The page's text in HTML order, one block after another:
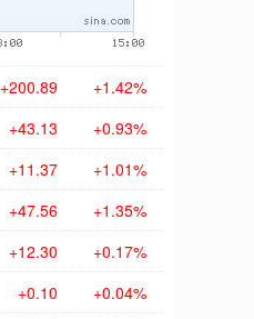
+200.89 +1.42%
+43.13 +0.93%
+11.37 +1.01%
+47.56 +1.35%
+12.30 +0.17%
+0.10 +0.04%